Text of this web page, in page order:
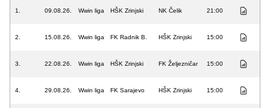
1. 09.08.26. Wwin liga HŠK Zrinjski NK Čelik 21:00
2. 15.08.26. Wwin liga FK Radnik B. HŠK Zrinjski 15:00
3. 22.08.26. Wwin liga HŠK Zrinjski FK Željezničar 15:00
4. 29.08.26. Wwin liga FK Sarajevo HŠK Zrinjski 15:00